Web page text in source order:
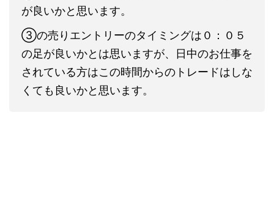
が良いかと思います。
③の売りエントリーのタイミングは０：０５
の足が良いかとは思いますが、日中のお仕事を
されている方はこの時間からのトレードはしな
くても良いかと思います。